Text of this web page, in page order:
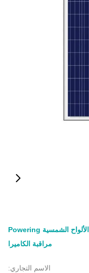
دائم 12V لوحة للطاقة الشمسية / التخييم الألواح الشمسية Powering
مراقبة الكاميرا
الاسم التجاري: